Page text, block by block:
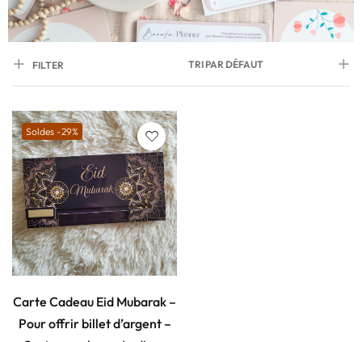
FILTER TRI PAR DÉFAUT
Soldes -29%
Carte Cadeau Eid Mubarak –
Pour offrir billet d’argent –